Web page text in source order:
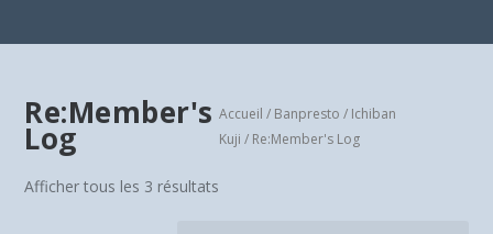
Re:Member's
Log
Accueil / Banpresto / Ichiban
Kuji / Re:Member's Log
Afficher tous les 3 résultats